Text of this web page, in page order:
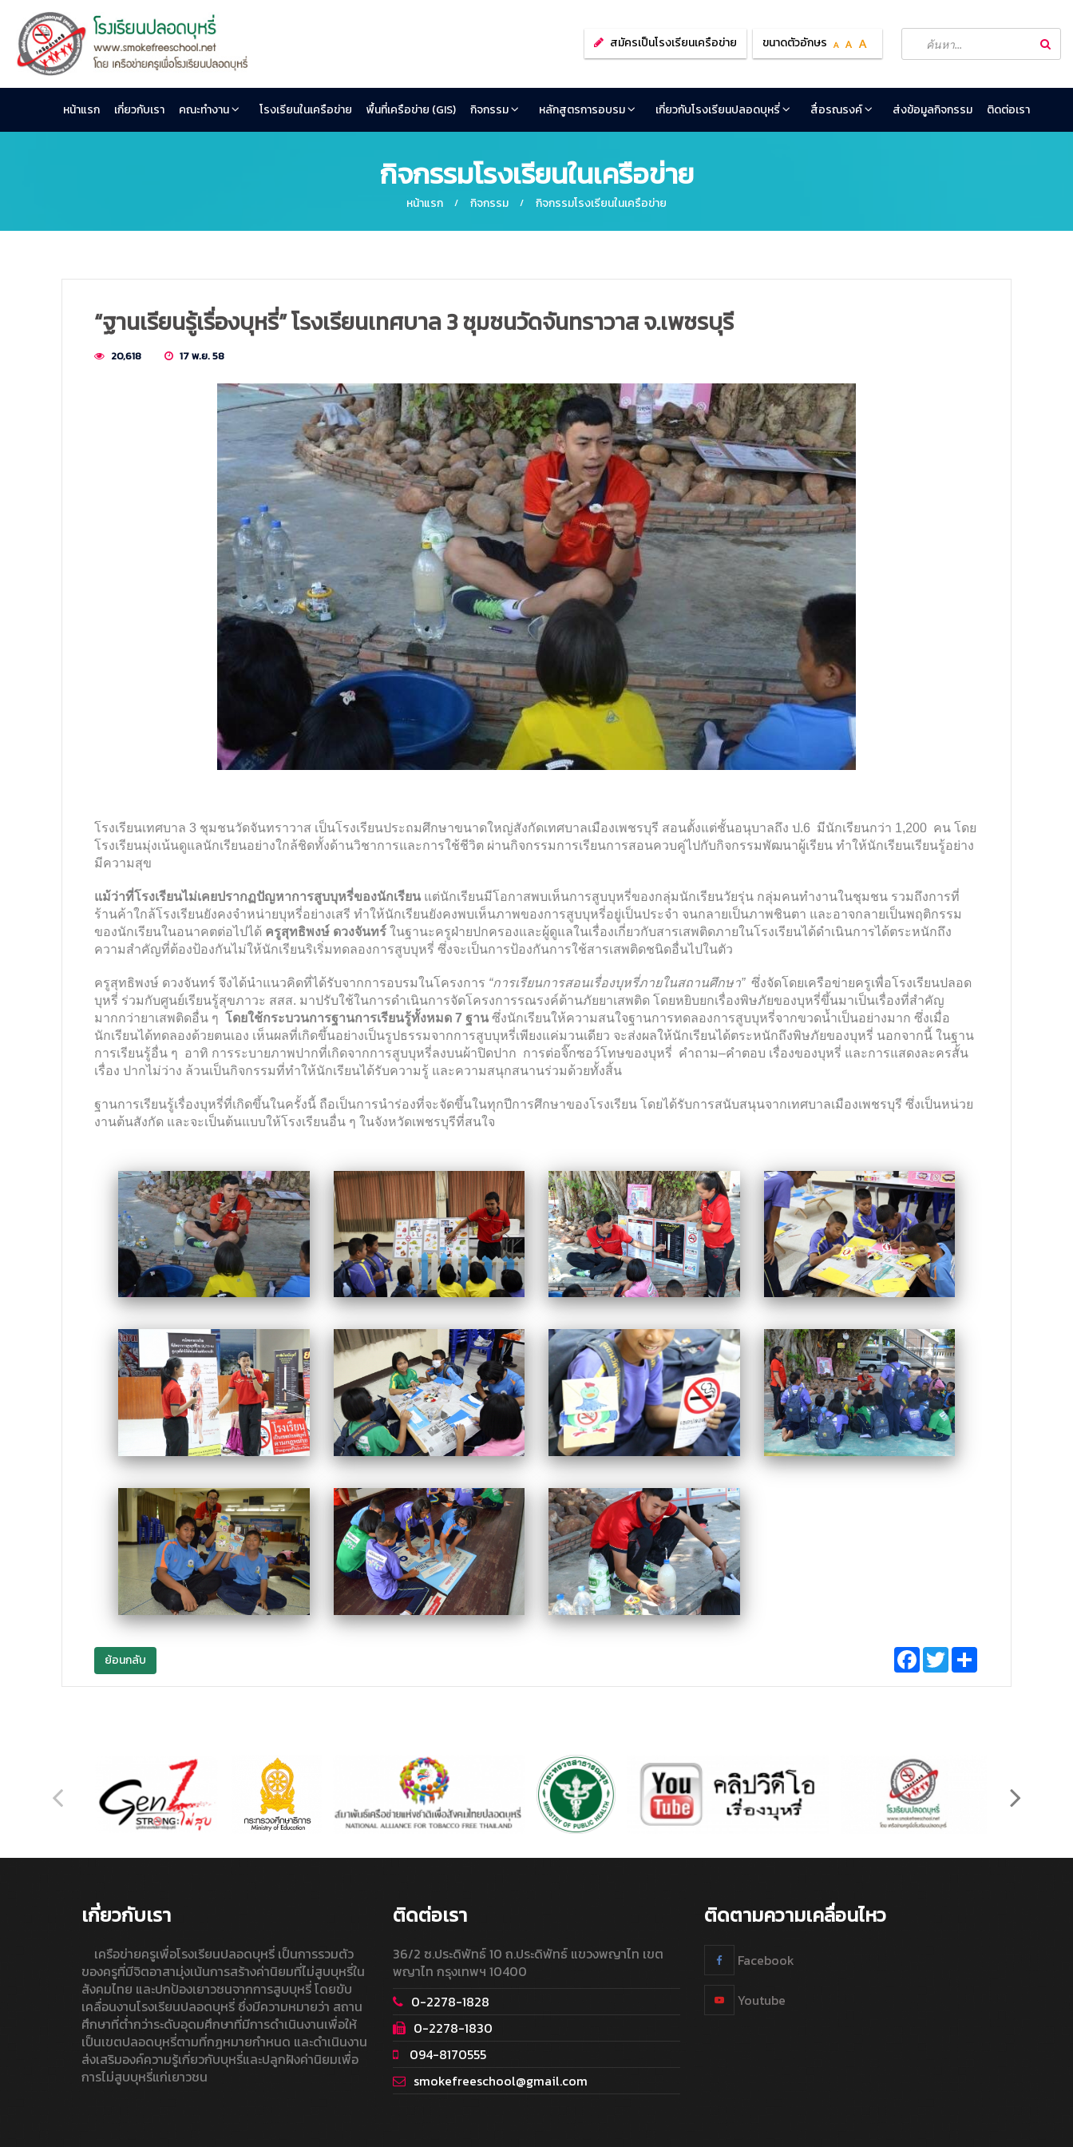
ขนาดตัวอักษร
สมัครเป็นโรงเรียนเครือข่าย
หน้าแรก เกี่ยวกับเรา คณะทำงาน โรงเรียนในเครือข่าย พื้นที่เครือข่าย (GIS) กิจกรรม หลักสูตรการอบรม เกี่ยวกับโรงเรียนปลอดบุหรี่ สื่อรณรงค์ ส่งข้อมูลกิจกรรม ติดต่อเรา
กิจกรรมโรงเรียนในเครือข่าย
หน้าแรก กิจกรรม กิจกรรมโรงเรียนในเครือข่าย
“ฐานเรียนรู้เรื่องบุหรี่” โรงเรียนเทศบาล 3 ชุมชนวัดจันทราวาส จ.เพชรบุรี
20,618 17 พ.ย. 58
โรงเรียนเทศบาล 3 ชุมชนวัดจันทราวาส เป็นโรงเรียนประถมศึกษาขนาดใหญ่สังกัดเทศบาลเมืองเพชรบุรี สอนตั้งแต่ชั้นอนุบาลถึง ป.6 มีนักเรียนกว่า 1,200 คน โดย
โรงเรียนมุ่งเน้นดูแลนักเรียนอย่างใกล้ชิดทั้งด้านวิชาการและการใช้ชีวิต ผ่านกิจกรรมการเรียนการสอนควบคู่ไปกับกิจกรรมพัฒนาผู้เรียน ทำให้นักเรียนเรียนรู้อย่าง
มีความสุข
แม้ว่าที่โรงเรียนไม่เคยปรากฏปัญหาการสูบบุหรี่ของนักเรียน แต่นักเรียนมีโอกาสพบเห็นการสูบบุหรี่ของกลุ่มนักเรียนวัยรุ่น กลุ่มคนทำงานในชุมชน รวมถึงการที่
ร้านค้าใกล้โรงเรียนยังคงจำหน่ายบุหรี่อย่างเสรี ทำให้นักเรียนยังคงพบเห็นภาพของการสูบบุหรี่อยู่เป็นประจำ จนกลายเป็นภาพชินตา และอาจกลายเป็นพฤติกรรม
ของนักเรียนในอนาคตต่อไปได้ ครูสุทธิพงษ์ ดวงจันทร์ ในฐานะครูฝ่ายปกครองและผู้ดูแลในเรื่องเกี่ยวกับสารเสพติดภายในโรงเรียนได้ดำเนินการได้ตระหนักถึง
ความสำคัญที่ต้องป้องกันไม่ให้นักเรียนริเริ่มทดลองการสูบบุหรี่ ซึ่งจะเป็นการป้องกันการใช้สารเสพติดชนิดอื่นไปในตัว
ครูสุทธิพงษ์ ดวงจันทร์ จึงได้นำแนวคิดที่ได้รับจากการอบรมในโครงการ “การเรียนการสอนเรื่องบุหรี่ภายในสถานศึกษา”ซึ่งจัดโดยเครือข่ายครูเพื่อโรงเรียนปลอด
บุหรี่ ร่วมกับศูนย์เรียนรู้สุขภาวะ สสส. มาปรับใช้ในการดำเนินการจัดโครงการรณรงค์ต้านภัยยาเสพติด โดยหยิบยกเรื่องพิษภัยของบุหรี่ขึ้นมาเป็นเรื่องที่สำคัญ
มากกว่ายาเสพติดอื่น ๆ โดยใช้กระบวนการฐานการเรียนรู้ทั้งหมด 7 ฐาน ซึ่งนักเรียนให้ความสนใจฐานการทดลองการสูบบุหรี่จากขวดน้ำเป็นอย่างมาก ซึ่งเมื่อ
นักเรียนได้ทดลองด้วยตนเอง เห็นผลที่เกิดขึ้นอย่างเป็นรูปธรรมจากการสูบบุหรี่เพียงแค่มวนเดียว จะส่งผลให้นักเรียนได้ตระหนักถึงพิษภัยของบุหรี่ นอกจากนี้ ในฐาน
การเรียนรู้อื่น ๆ อาทิ การระบายภาพปากที่เกิดจากการสูบบุหรี่ลงบนผ้าปิดปาก การต่อจิ๊กซอว์โทษของบุหรี่ คำถาม–คำตอบ เรื่องของบุหรี่ และการแสดงละครสั้น
เรื่อง ปากไม่ว่าง ล้วนเป็นกิจกรรมที่ทำให้นักเรียนได้รับความรู้ และความสนุกสนานร่วมด้วยทั้งสิ้น
ฐานการเรียนรู้เรื่องบุหรี่ที่เกิดขึ้นในครั้งนี้ ถือเป็นการนำร่องที่จะจัดขึ้นในทุกปีการศึกษาของโรงเรียน โดยได้รับการสนับสนุนจากเทศบาลเมืองเพชรบุรี ซึ่งเป็นหน่วย
งานต้นสังกัด และจะเป็นต้นแบบให้โรงเรียนอื่น ๆ ในจังหวัดเพชรบุรีที่สนใจ
ย้อนกลับ Facebook
Twitter
เกี่ยวกับเรา
เครือข่ายครูเพื่อโรงเรียนปลอดบุหรี่ เป็นการรวมตัว
ของครูที่มีจิตอาสามุ่งเน้นการสร้างค่านิยมที่ไม่สูบบุหรี่ใน
สังคมไทย และปกป้องเยาวชนจากการสูบบุหรี่ โดยขับ
เคลื่อนงานโรงเรียนปลอดบุหรี่ ซึ่งมีความหมายว่า สถาน
ศึกษาที่ต่ำกว่าระดับอุดมศึกษาที่มีการดำเนินงานเพื่อให้
เป็นเขตปลอดบุหรี่ตามที่กฎหมายกำหนด และดำเนินงาน
ส่งเสริมองค์ความรู้เกี่ยวกับบุหรี่และปลูกฝังค่านิยมเพื่อ
การไม่สูบบุหรี่แก่เยาวชน
ติดต่อเรา
36/2 ซ.ประดิพัทธ์ 10 ถ.ประดิพัทธ์ แขวงพญาไท เขต
พญาไท กรุงเทพฯ 10400
0-2278-1828
0-2278-1830
094-8170555
smokefreeschool@gmail.com
ติดตามความเคลื่อนไหว
Facebook
Youtube